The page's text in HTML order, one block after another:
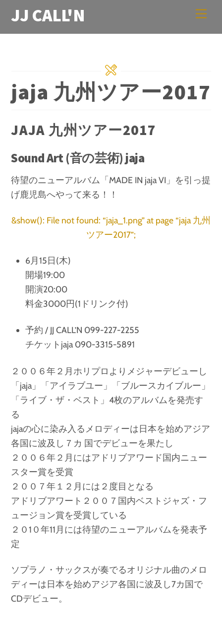
content
JJ CALL'N
jaja 九州ツアー2017
JAJA 九州ツアー2017
Sound Art (音の芸術) jaja
待望のニューアルバム「MADE IN jaja VI」を引っ提
げ鹿児島へやって来る！！
&show(): File not found: “jaja_1.png” at page “jaja 九州
ツアー2017”;
6月15日(木)
開場19:00
開演20:00
料金3000円(1ドリンク付)
予約 / JJ CALL’N 099-227-2255
チケットjaja 090-3315-5891
２００６年２月ホリプロよりメジャーデビューし
「jaja」「アイラブユー」「ブルースカイブルー」
「ライブ・ザ・ベスト」4枚のアルバムを発売す
る
jajaの心に染み入るメロディーは日本を始めアジア
各国に波及し７カ 国でデビューを果たし
２００６年２月にはアドリブアワード国内ニュー
スター賞を受賞
２００７年１２月には２度目となる
アドリブアワート２００７国内ベストジャズ・フ
ュージョン賞を受賞している
２０1０年11月には待望のニューアルバムを発表予
定
ソプラノ・サックスが奏でるオリジナル曲のメロ
ディーは日本を始めアジア各国に波及し7カ国で
CDデビュー。